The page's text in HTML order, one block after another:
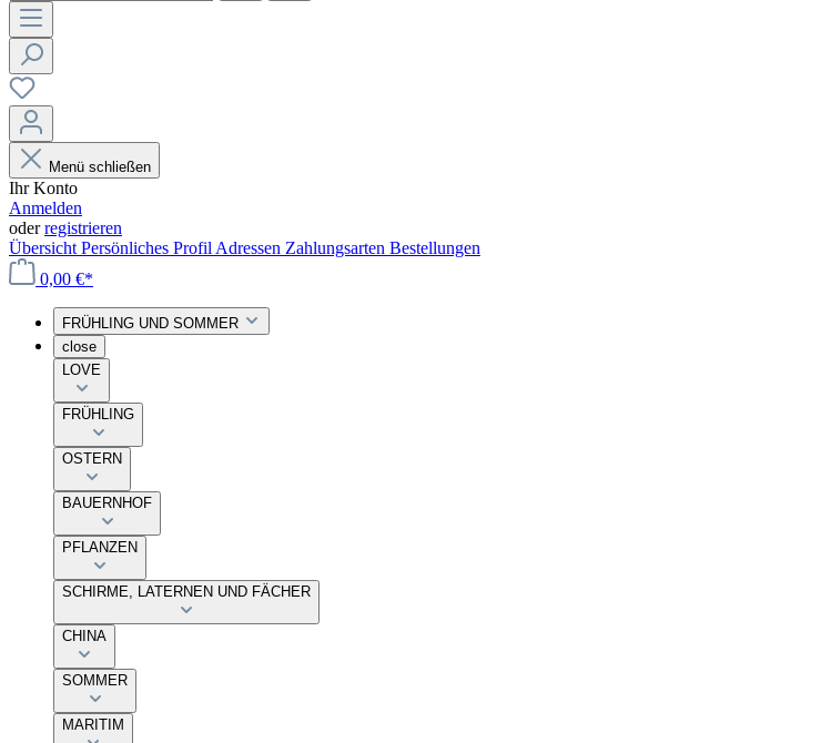
Menü schließen
Ihr Konto
Anmelden
oderregistrieren
Übersicht Persönliches Profil Adressen Zahlungsarten Bestellungen
0,00 €*
FRÜHLING UND SOMMER
close
LOVE
FRÜHLING
OSTERN
BAUERNHOF
PFLANZEN
SCHIRME, LATERNEN UND FÄCHER
CHINA
SOMMER
MARITIM